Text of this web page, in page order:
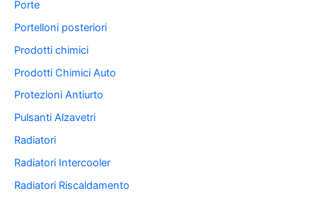
Porte
Portelloni posteriori
Prodotti chimici
Prodotti Chimici Auto
Protezioni Antiurto
Pulsanti Alzavetri
Radiatori
Radiatori Intercooler
Radiatori Riscaldamento